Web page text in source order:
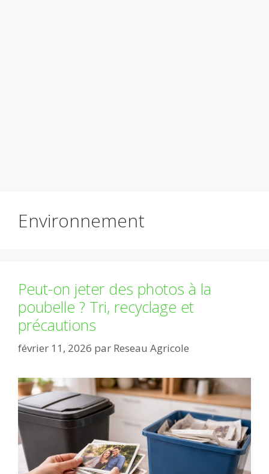
Environnement
Peut-on jeter des photos à la
poubelle ? Tri, recyclage et
précautions
février 11, 2026 par Reseau Agricole